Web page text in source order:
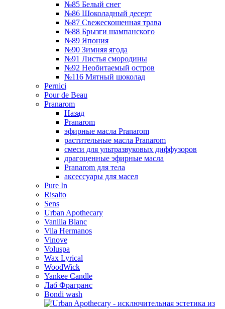
№85 Белый снег
№86 Шоколадный десерт
№87 Свежескошенная трава
№88 Брызги шампанского
№89 Япония
№90 Зимняя ягода
№91 Листья смородины
№92 Необитаемый остров
№116 Мятный шоколад
Pernici
Pour de Beau
Pranarom
Назад
Pranarom
эфирные масла Pranarom
растительные масла Pranarom
смеси для ультразвуковых диффузоров
драгоценные эфирные масла
Pranarom для тела
аксессуары для масел
Pure In
Risalto
Sens
Urban Apothecary
Vanilla Blanc
Vila Hermanos
Vinove
Voluspa
Wax Lyrical
WoodWick
Yankee Candle
Лаб Фрагранс
Bondi wash